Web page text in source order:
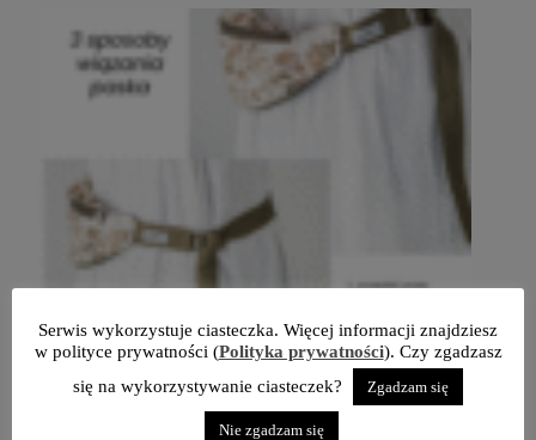
Serwis wykorzystuje ciasteczka. Więcej informacji znajdziesz
w polityce prywatności (Polityka prywatności). Czy zgadzasz
się na wykorzystywanie ciasteczek?
Zgadzam się
Nie zgadzam się